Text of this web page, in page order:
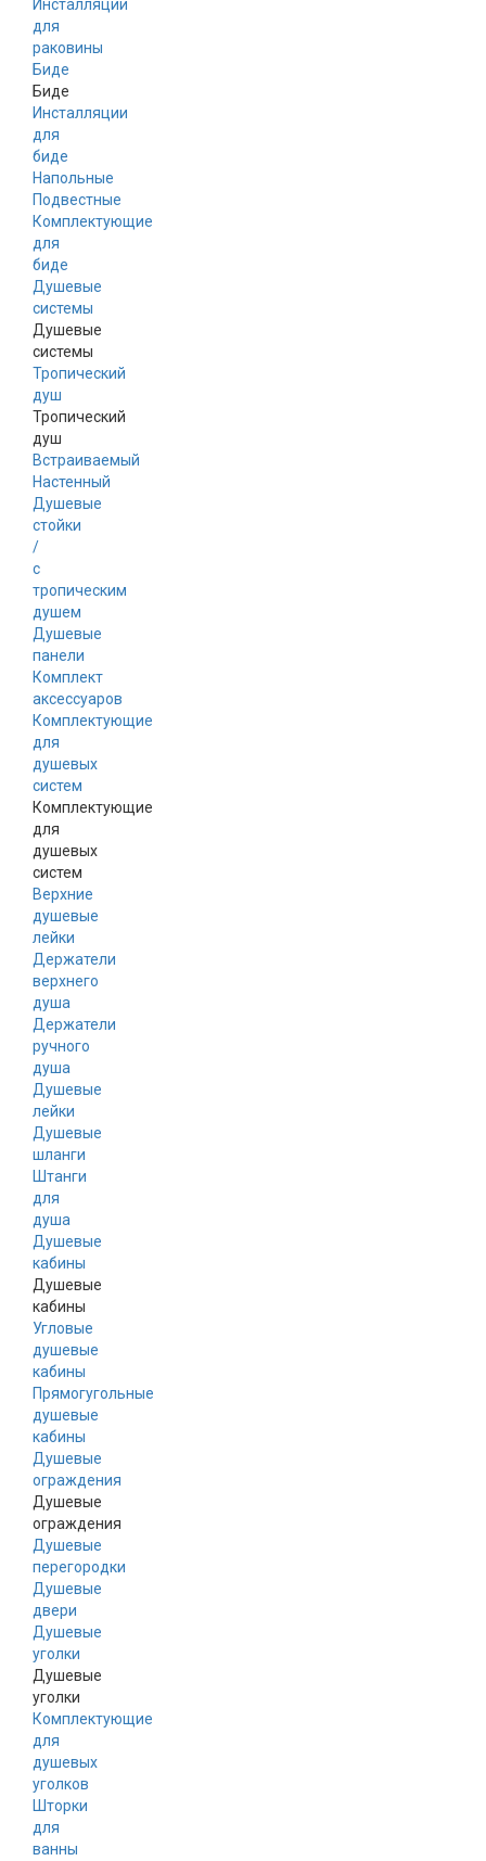
Инсталляции
для
раковины
Биде
Биде
Инсталляции
для
биде
Напольные
Подвестные
Комплектующие
для
биде
Душевые
системы
Душевые
системы
Тропический
душ
Тропический
душ
Встраиваемый
Настенный
Душевые
стойки
/
с
тропическим
душем
Душевые
панели
Комплект
аксессуаров
Комплектующие
для
душевых
систем
Комплектующие
для
душевых
систем
Верхние
душевые
лейки
Держатели
верхнего
душа
Держатели
ручного
душа
Душевые
лейки
Душевые
шланги
Штанги
для
душа
Душевые
кабины
Душевые
кабины
Угловые
душевые
кабины
Прямогугольные
душевые
кабины
Душевые
ограждения
Душевые
ограждения
Душевые
перегородки
Душевые
двери
Душевые
уголки
Душевые
уголки
Комплектующие
для
душевых
уголков
Шторки
для
ванны